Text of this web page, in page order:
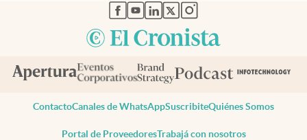
abre en nueva pestaña
abre en nueva pestaña
abre en nueva pestaña
abre en nueva pestaña
abre en nueva pestaña
ContactoCanales de WhatsAppSuscribiteQuiénes Somos
Portal de ProveedoresTrabajá con nosotros